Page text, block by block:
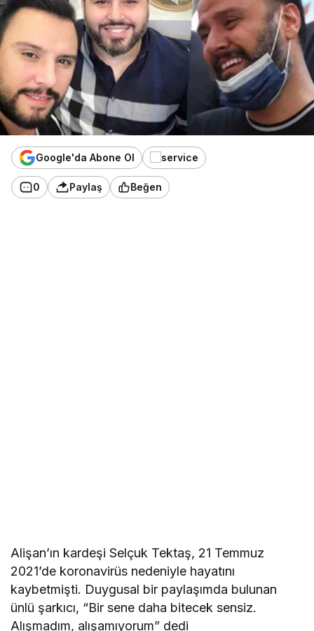
Google'da Abone Ol
0 Paylaş Beğen
Alişan’ın kardeşi Selçuk Tektaş, 21 Temmuz
2021’de koronavirüs nedeniyle hayatını
kaybetmişti. Duygusal bir paylaşımda bulunan
ünlü şarkıcı, “Bir sene daha bitecek sensiz.
Alışmadım, alışamıyorum” dedi